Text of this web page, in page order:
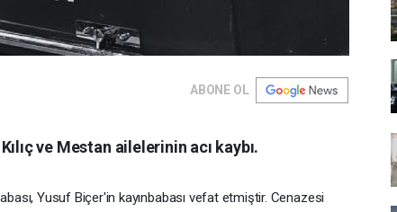
ABONE OL
ve Mestan ailelerinin acı kaybı.
Yusuf Biçer'in kayınbabası vefat etmiştir. Cenazesi